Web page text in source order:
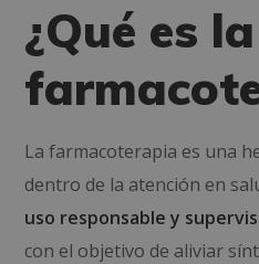
¿Qué es la
La farmacoterapia es una
dentro de la atención en
uso responsable y
con el objetivo de aliviar